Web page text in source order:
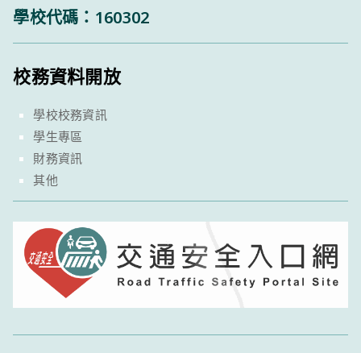
學校代碼：160302
校務資料開放
學校校務資訊
學生專區
財務資訊
其他